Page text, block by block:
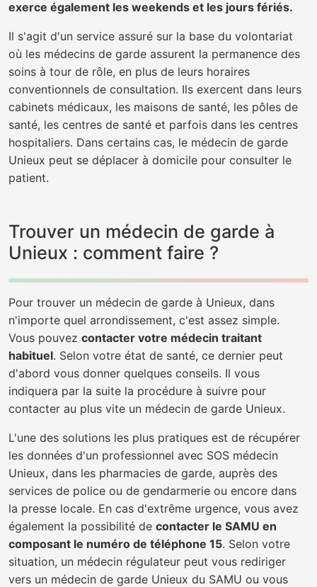
exerce également les weekends et les jours fériés.
Il s'agit d'un service assuré sur la base du volontariat
où les médecins de garde assurent la permanence des
soins à tour de rôle, en plus de leurs horaires
conventionnels de consultation. Ils exercent dans leurs
cabinets médicaux, les maisons de santé, les pôles de
santé, les centres de santé et parfois dans les centres
hospitaliers. Dans certains cas, le médecin de garde
Unieux peut se déplacer à domicile pour consulter le
patient.
Trouver un médecin de garde à
Unieux : comment faire ?
Pour trouver un médecin de garde à Unieux, dans
n'importe quel arrondissement, c'est assez simple.
Vous pouvez contacter votre médecin traitant
habituel. Selon votre état de santé, ce dernier peut
d'abord vous donner quelques conseils. Il vous
indiquera par la suite la procédure à suivre pour
contacter au plus vite un médecin de garde Unieux.
L'une des solutions les plus pratiques est de récupérer
les données d'un professionnel avec SOS médecin
Unieux, dans les pharmacies de garde, auprès des
services de police ou de gendarmerie ou encore dans
la presse locale. En cas d'extrême urgence, vous avez
également la possibilité de contacter le SAMU en
composant le numéro de téléphone 15. Selon votre
situation, un médecin régulateur peut vous rediriger
vers un médecin de garde Unieux du SAMU ou vous